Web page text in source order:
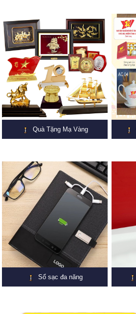
Quà Tặng Mạ Vàng
Sổ sạc đa năng